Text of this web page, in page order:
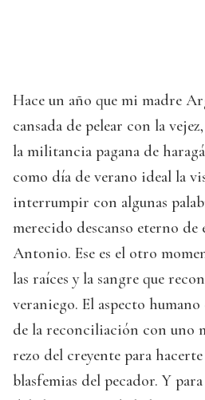
Hace un año que mi madre
cansada de pelear con la
la militancia pagana de
como día de verano ideal la
interrumpir con algunas
merecido descanso eterno de
Antonio. Ese es el otro
las raíces y la sangre que
veraniego. El aspecto
de la reconciliación con uno
rezo del creyente para
blasfemias del pecador. Y